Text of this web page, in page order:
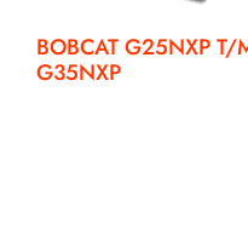
BOBCAT G25NXP T/
G35NXP